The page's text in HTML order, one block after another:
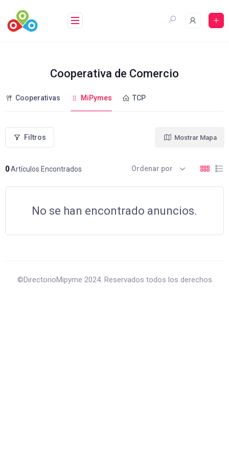
contenido
Cooperativa de Comercio
Cooperativas MiPymes TCP
Filtros
0Artículos Encontrados
Mostrar Mapa
Ordenar por
No se han encontrado anuncios.
©DirectorioMipyme 2024. Reservados todos los derechos